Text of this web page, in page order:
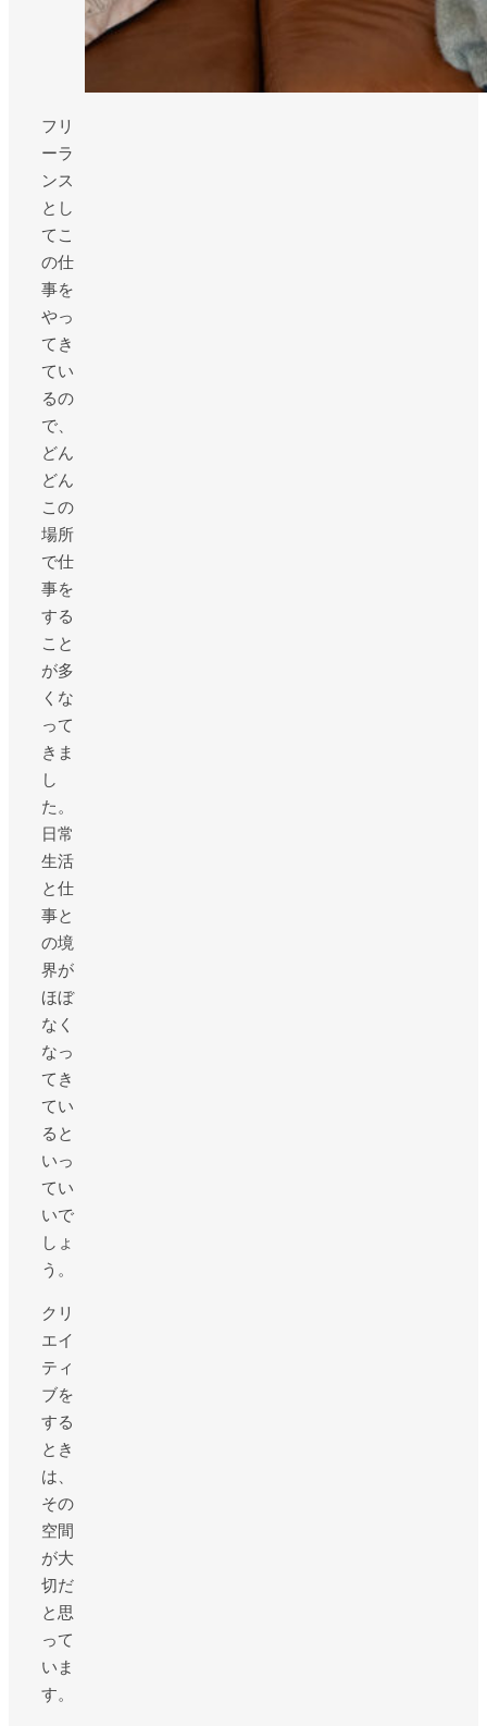
フリ
ーラ
ンス
とし
てこ
の仕
事を
やっ
てき
てい
るの
で、
どん
どん
この
場所
で仕
事を
する
こと
が多
くな
って
きま
し
た。
日常
生活
と仕
事と
の境
界が
ほぼ
なく
なっ
てき
てい
ると
いっ
てい
いで
しょ
う。
クリ
エイ
ティ
ブを
する
とき
は、
その
空間
が大
切だ
と思
って
いま
す。